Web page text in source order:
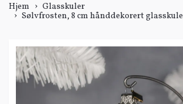
Hjem
Glasskuler
Sølvfrosten, 8 cm hånddekorert glasskule